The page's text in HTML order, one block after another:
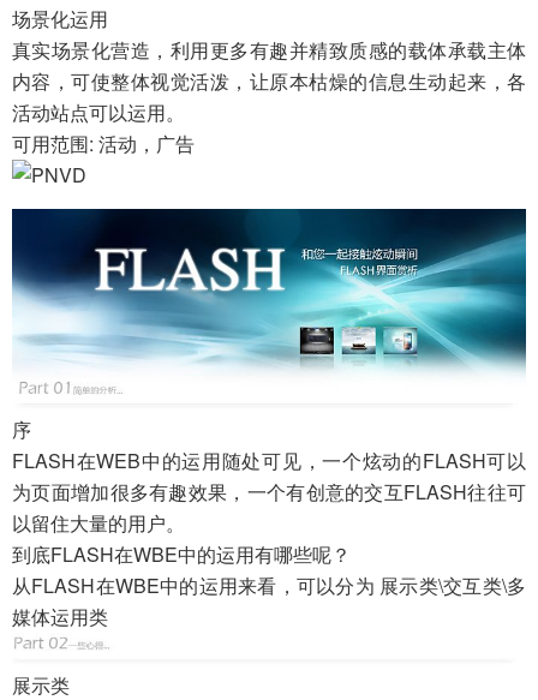
场景化运用
真实场景化营造，利用更多有趣并精致质感的载体承载主体
内容，可使整体视觉活泼，让原本枯燥的信息生动起来，各
活动站点可以运用。
可用范围: 活动，广告
序
FLASH在WEB中的运用随处可见，一个炫动的FLASH可以
为页面增加很多有趣效果，一个有创意的交互FLASH往往可
以留住大量的用户。
到底FLASH在WBE中的运用有哪些呢？
从FLASH在WBE中的运用来看，可以分为 展示类\交互类\多
媒体运用类
展示类